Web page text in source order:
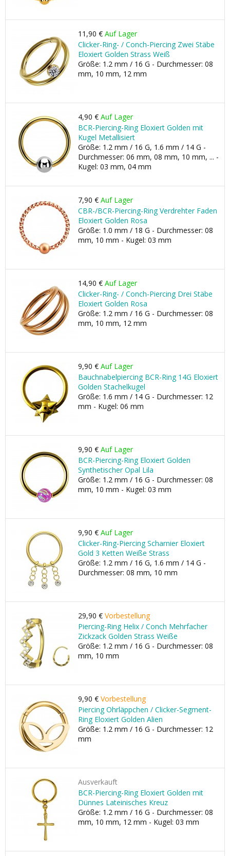
11,90 € Auf Lager
Clicker-Ring- / Conch-Piercing Zwei Stäbe
Eloxiert Golden Strass Weiß
Größe: 1.2 mm / 16 G - Durchmesser: 08
mm, 10 mm, 12 mm
4,90 € Auf Lager
BCR-Piercing-Ring Eloxiert Golden mit
Kugel Metallisiert
Größe: 1.2 mm / 16 G, 1.6 mm / 14 G -
Durchmesser: 06 mm, 08 mm, 10 mm, ... -
Kugel: 03 mm, 04 mm
7,90 € Auf Lager
CBR-/BCR-Piercing-Ring Verdrehter Faden
Eloxiert Golden Rosa
Größe: 1.0 mm / 18 G - Durchmesser: 08
mm, 10 mm - Kugel: 03 mm
14,90 € Auf Lager
Clicker-Ring- / Conch-Piercing Drei Stäbe
Eloxiert Golden Rosa
Größe: 1.2 mm / 16 G - Durchmesser: 08
mm, 10 mm, 12 mm
9,90 € Auf Lager
Bauchnabelpiercing BCR-Ring 14G Eloxiert
Golden Stachelkugel
Größe: 1.6 mm / 14 G - Durchmesser: 12
mm - Kugel: 06 mm
9,90 € Auf Lager
BCR-Piercing-Ring Eloxiert Golden
Synthetischer Opal Lila
Größe: 1.2 mm / 16 G - Durchmesser: 08
mm, 10 mm - Kugel: 03 mm
9,90 € Auf Lager
Clicker-Ring-Piercing Scharnier Eloxiert
Gold 3 Ketten Weiße Strass
Größe: 1.2 mm / 16 G, 1.6 mm / 14 G -
Durchmesser: 08 mm, 10 mm
29,90 € Vorbestellung
Piercing-Ring Helix / Conch Mehrfacher
Zickzack Golden Strass Weiße
Größe: 1.2 mm / 16 G - Durchmesser: 08
mm, 10 mm
9,90 € Vorbestellung
Piercing Ohrläppchen / Clicker-Segment-
Ring Eloxiert Golden Alien
Größe: 1.2 mm / 16 G - Durchmesser: 12
mm
Ausverkauft
BCR-Piercing-Ring Eloxiert Golden mit
Dünnes Lateinisches Kreuz
Größe: 1.2 mm / 16 G - Durchmesser: 08
mm, 10 mm, 12 mm - Kugel: 03 mm